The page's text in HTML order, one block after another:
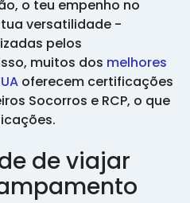
o teu empenho no
versatilidade -
pelos
muitos dos melhores
oferecem certificações
Socorros e RCP, o que
de viajar